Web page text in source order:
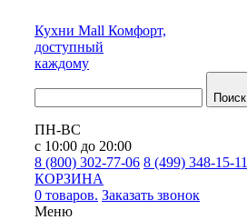
Кухни Mall Комфорт,
доступный
каждому
Поиск
ПН-ВС
с 10:00 до 20:00
8 (800) 302-77-06 8 (499) 348-15-11
КОРЗИНА
0 товаров. Заказать звонок
Меню